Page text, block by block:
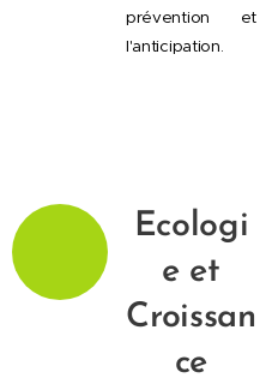
prévention et
l'anticipation.
Ecologi
e et
Croissan
ce